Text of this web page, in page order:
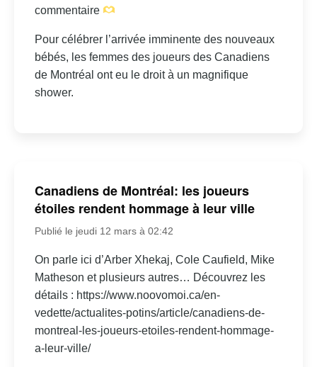
commentaire
Pour célébrer l’arrivée imminente des nouveaux
bébés, les femmes des joueurs des Canadiens
de Montréal ont eu le droit à un magnifique
shower.
Canadiens de Montréal: les joueurs
étoiles rendent hommage à leur ville
Publié le jeudi 12 mars à 02:42
On parle ici d’Arber Xhekaj, Cole Caufield, Mike
Matheson et plusieurs autres… Découvrez les
détails : https://www.noovomoi.ca/en-
vedette/actualites-potins/article/canadiens-de-
montreal-les-joueurs-etoiles-rendent-hommage-
a-leur-ville/